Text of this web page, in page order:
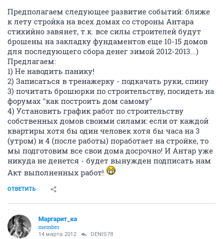
Предполагаем следующее развитие событий: ближе
к лету стройка на всех домах со стороны Антара
стихийно завянет, т.к. все силы строителей будут
брошены на закладку фундаментов еще 10-15 домов
для последующего сбора денег зимой 2012-2013...)
Предлагаем:
1) Не наводить панику!
2) Записаться в тренажерку - подкачать руки, спину
3) почитать брошюрки по строительству, посидеть на
форумах "как построить дом самому"
4) Установить график работ по строительству
собственных домов своими силами: если от каждой
квартиры хотя бы один человек хотя бы часа на 3
(утром) и 4 (после работы) поработает на стройке, то
мы подготовим все свои дома досрочно! И Антар уже
никуда не денется - будет вынужден подписать нам
Акт выполненных работ!
ОТВЕТИТЬ
Маргарит_ка
member
14 марта 2012 DENIS78